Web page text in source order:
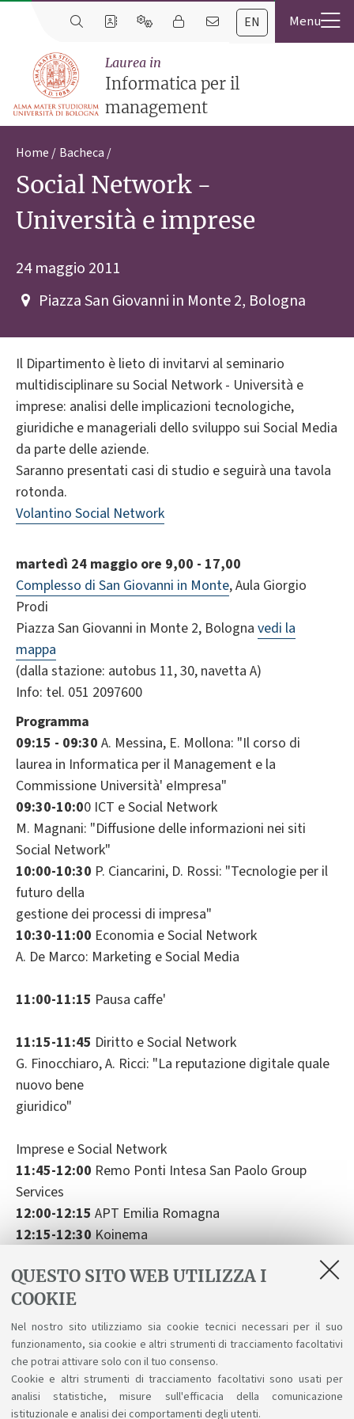
QUESTO SITO WEB UTILIZZA I
COOKIE
Nel nostro sito utilizziamo sia cookie tecnici necessari per il suo
funzionamento, sia cookie e altri strumenti di tracciamento facoltativi
che potrai attivare solo con il tuo consenso.
Cookie e altri strumenti di tracciamento facoltativi sono usati per
analisi statistiche, misure sull'efficacia della comunicazione
istituzionale e analisi dei comportamenti degli utenti.
EN
Laurea in
Informatica per il
management
Home Bacheca
Social Network -
Università e imprese
24 maggio 2011
Piazza San Giovanni in Monte 2, Bologna
Il Dipartimento è lieto di invitarvi al seminario
multidisciplinare su Social Network - Università e
imprese: analisi delle implicazioni tecnologiche,
giuridiche e manageriali dello sviluppo sui Social Media
da parte delle aziende.
Saranno presentati casi di studio e seguirà una tavola
rotonda.
Volantino Social Network
martedì 24 maggio ore 9,00 - 17,00
Complesso di San Giovanni in Monte, Aula Giorgio
Prodi
Piazza San Giovanni in Monte 2, Bologna vedi la
mappa
(dalla stazione: autobus 11, 30, navetta A)
Info: tel. 051 2097600
Programma
09:15 - 09:30 A. Messina, E. Mollona: "Il corso di
laurea in Informatica per il Management e la
Commissione Università' eImpresa"
09:30-10:00 ICT e Social Network
M. Magnani: "Diffusione delle informazioni nei siti
Social Network"
10:00-10:30 P. Ciancarini, D. Rossi: "Tecnologie per il
futuro della
gestione dei processi di impresa"
10:30-11:00 Economia e Social Network
A. De Marco: Marketing e Social Media
11:00-11:15 Pausa caffe'
11:15-11:45 Diritto e Social Network
G. Finocchiaro, A. Ricci: "La reputazione digitale quale
nuovo bene
giuridico"
Imprese e Social Network
11:45-12:00 Remo Ponti Intesa San Paolo Group
Services
12:00-12:15 APT Emilia Romagna
12:15-12:30 Koinema
12:45-13:30
13:45-15:00Tavola rotonda
15:00-17:00Sessioni parallele di incontri fra ditte e
laureandi